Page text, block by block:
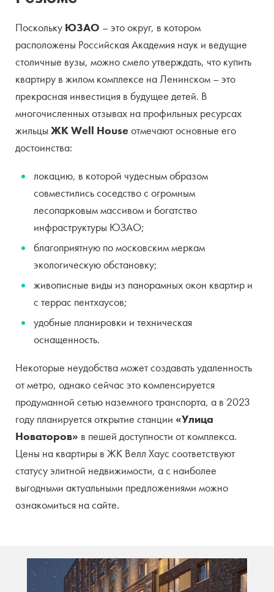
Поскольку ЮЗАО – это округ, в котором
расположены Российская Академия наук и ведущие
столичные вузы, можно смело утверждать, что купить
квартиру в жилом комплексе на Ленинском – это
прекрасная инвестиция в будущее детей. В
многочисленных отзывах на профильных ресурсах
жильцы ЖК Well Houseотмечают основные его
достоинства:
локацию, в которой чудесным образом
совместились соседство с огромным
лесопарковым массивом и богатство
инфраструктуры ЮЗАО;
благоприятную по московским меркам
экологическую обстановку;
живописные виды из панорамных окон квартир и
с террас пентхаусов;
удобные планировки и техническая
оснащенность.
Некоторые неудобства может создавать удаленность
от метро, однако сейчас это компенсируется
продуманной сетью наземного транспорта, а в 2023
году планируется открытие станции «Улица
Новаторов» в пешей доступности от комплекса.
Цены на квартиры в ЖК Велл Хаус соответствуют
статусу элитной недвижимости, а с наиболее
выгодными актуальными предложениями можно
ознакомиться на сайте.